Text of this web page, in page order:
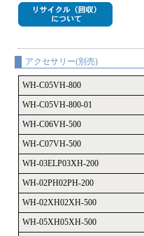
アクセサリー(別売)
WH-C05VH-800
WH-C05VH-800-01
WH-C06VH-500
WH-C07VH-500
WH-03ELP03XH-200
WH-02PH02PH-200
WH-02XH02XH-500
WH-05XH05XH-500